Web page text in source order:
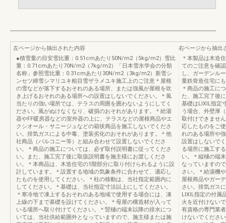
左ページから抽出された内容
●積雪量の目安雪比重：0.51cmあたり50N/m2（5kg/m2）雪比
重：0.71cmあたり70N/m2（7kg/m2）「日本雪氷学会の分類
名称」参照雪比重：0.31cmあたり30N/m2（3kg/m2）新雪シ
ンセツ締雪シマリユキ粗目雪ザラメユキ施工上のご注意＊屋根
の雪などが落下するおそれのある場所、または強風が屋根を吹
き上げるおそれのある場所への設置はしないでください。＊風
当たりの強い場所では、テラスの周囲を囲わないようにしてく
ださい。風がぬけなくなり、破損のおそれがあります。＊給湯
器やFF暖房器などの室外器の上に、テラスなどの屋根商品やエ
クシオール・サニージュなどの箱状商品を施工しないでくださ
い。排気ガスによる中毒、塗装劣化のおそれがあります。＊他
社商品（バルコニー等）と組み合わせて設置しないでくださ
い。＊商品の施工については、必ず取付説明書に従ってくださ
い。また、施工完了後に取扱説明書を施主様にお渡しくださ
い。＊本商品は、木造住宅の1階部分に取り付けられるように設
計しています。＊設置する地域の気象条件に合わせて、適応し
たものを使用してください。＊柱の移動は、当社指定範囲内に
してください。＊基礎は、当社指定寸法以上にしてください。
＊寒冷地で凍上するおそれのある地域で使用する場合には、凍
上線の下まで基礎を設けてください。＊母屋の構造材が入って
いる場所へ取り付けてください。＊竪樋の端末以降の排水につ
いては、当社供給範囲外となっていますので、施主様または施
右ページから抽出
＊本製品は木造
てのご注意を確
し、ガーデンル
量鉄骨造住宅に
＊商品の施工に
た、施工完了後
基礎はLIXIL指定
う場合、外壁厚
取付けできませ
応したものをご
れのある場所や
設置はしないで
る場所に施工す
い。＊縦樋の端
なっていますの
さい。＊給湯機
屋根商品やガー
さい。排気ガス
LIXIL指定の付属
火を近付けない
有資格の専門業
けないでくださ